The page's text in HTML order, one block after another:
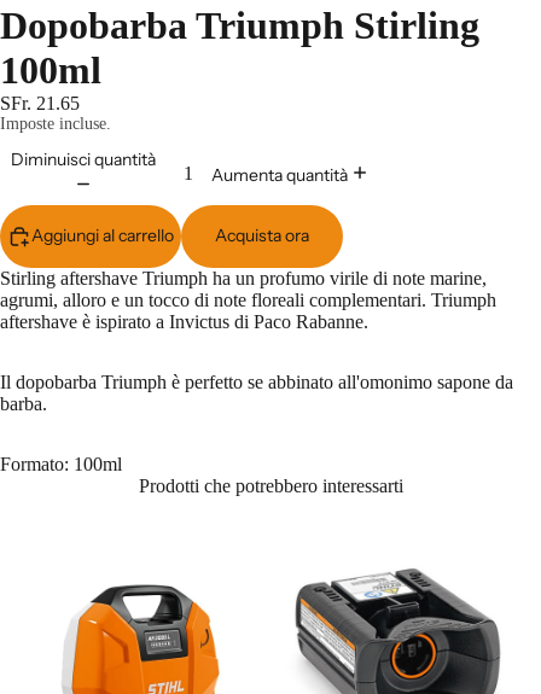
Dopobarba Triumph Stirling
100ml
SFr. 21.65
Imposte incluse.
Diminuisci quantità
Aumenta quantità
Aggiungi al carrello Acquista ora
Stirling aftershave Triumph ha un profumo virile di note marine,
agrumi, alloro e un tocco di note floreali complementari. Triumph
aftershave è ispirato a Invictus di Paco Rabanne.
Il dopobarba Triumph è perfetto se abbinato all'omonimo sapone da
barba.
Formato: 100ml
Prodotti che potrebbero interessarti